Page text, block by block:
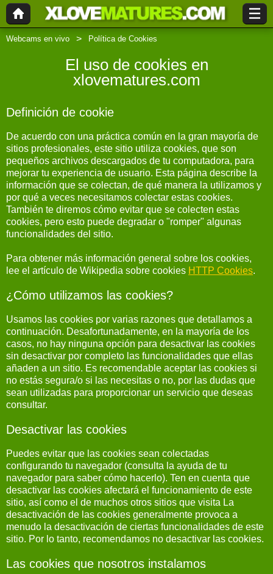
Webcams en vivo Política de Cookies
El uso de cookies en
xlovematures.com
Definición de cookie
De acuerdo con una práctica común en la gran mayoría de
sitios profesionales, este sitio utiliza cookies, que son
pequeños archivos descargados de tu computadora, para
mejorar tu experiencia de usuario. Esta página describe la
información que se colectan, de qué manera la utilizamos y
por qué a veces necesitamos colectar estas cookies.
También te diremos cómo evitar que se colecten estas
cookies, pero esto puede degradar o "romper" algunas
funcionalidades del sitio.
Para obtener más información general sobre los cookies,
lee el artículo de Wikipedia sobre cookies HTTP Cookies.
¿Cómo utilizamos las cookies?
Usamos las cookies por varias razones que detallamos a
continuación. Desafortunadamente, en la mayoría de los
casos, no hay ninguna opción para desactivar las cookies
sin desactivar por completo las funcionalidades que ellas
añaden a un sitio. Es recomendable aceptar las cookies si
no estás segura/o si las necesitas o no, por las dudas que
sean utilizadas para proporcionar un servicio que deseas
consultar.
Desactivar las cookies
Puedes evitar que las cookies sean colectadas
configurando tu navegador (consulta la ayuda de tu
navegador para saber cómo hacerlo). Ten en cuenta que
desactivar las cookies afectará el funcionamiento de este
sitio, así como el de muchos otros sitios que visita La
desactivación de las cookies generalmente provoca a
menudo la desactivación de ciertas funcionalidades de este
sitio. Por lo tanto, recomendamos no desactivar las cookies.
Las cookies que nosotros instalamos